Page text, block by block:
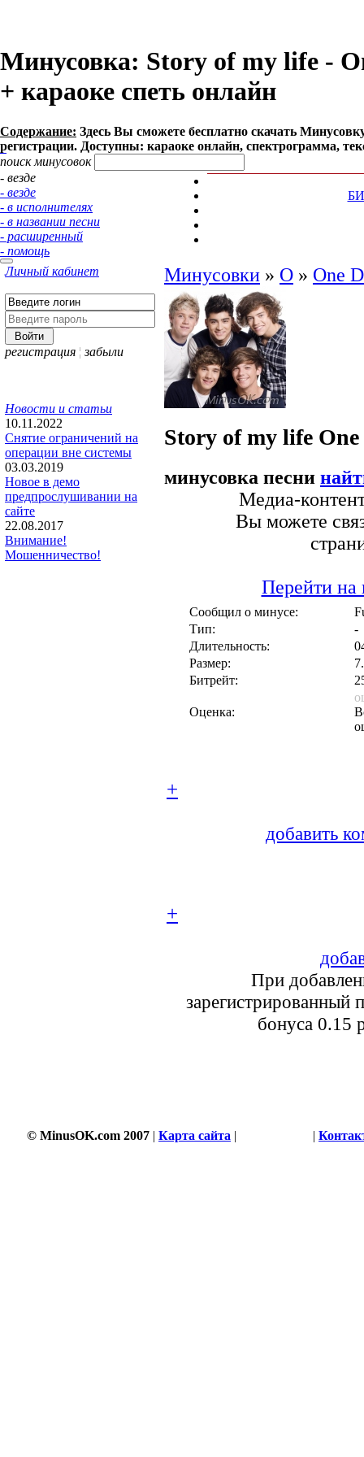
Минусовка: Story of my life -
+ караоке спеть онлайн
Содержание: Здесь Вы сможете бесплатно cкачать
регистрации. Доступны: караоке онлайн, спектрограмма,
поиск минусовок
- везде
- везде
- в исполнителях
- в названии песни
- расширенный
- помощь
Личный кабинет
регистрация ¦ забыли
Новости и статьи
10.11.2022
Снятие ограничений на
операции вне системы
03.03.2019
Новое в демо
предпрослушивании на
сайте
22.08.2017
Внимание!
Мошенничество!
Минусовки » O » One
Story of my life
минусовка песни
Медиа-
Вы можете
Перейти на
Сообщил о минусе:
Тип:
-
Длительность:
Размер:
Битрейт:
Оценка:
+
добавить
+
При
зарегистрированный
бонуса 0.15
© MinusOK.com 2007 | Карта сайта | |